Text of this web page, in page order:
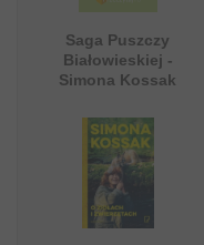
Saga Puszczy
Białowieskiej -
Simona Kossak